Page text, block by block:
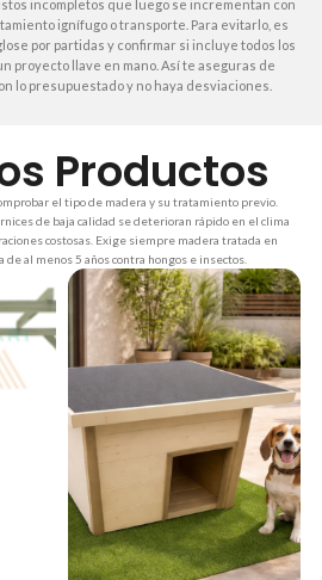
incompletos que luego se incrementan con
ignífugo o transporte. Para evitarlo, es
por partidas y confirmar si incluye todos los
proyecto llave en mano. Así te aseguras de
lo presupuestado y no haya desviaciones.
Productos
el tipo de madera y su tratamiento previo.
de baja calidad se deterioran rápido en el clima
costosas. Exige siempre madera tratada en
de al menos 5 años contra hongos e insectos.